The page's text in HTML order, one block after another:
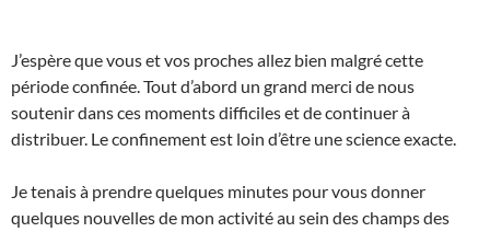
J’espère que vous et vos proches allez bien malgré cette
période confinée. Tout d’abord un grand merci de nous
soutenir dans ces moments difficiles et de continuer à
distribuer. Le confinement est loin d’être une science exacte.
Je tenais à prendre quelques minutes pour vous donner
quelques nouvelles de mon activité au sein des champs des